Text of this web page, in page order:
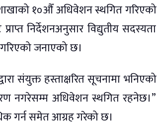
१०औँ अधिवेशन स्थगित गरिएको
निर्देशनअनुसार विद्युतीय सदस्यता
जनाएको छ।
संयुक्त हस्ताक्षरित सूचनामा भनिएको
नगरेसम्म अधिवेशन स्थगित रहनेछ।”
गर्न समेत आग्रह गरेको छ।